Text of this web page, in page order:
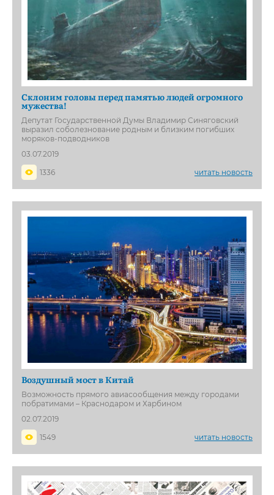
Склоним головы перед памятью людей огромного
мужества!
Депутат Государственной Думы Владимир Синяговский
выразил соболезнование родным и близким погибших
моряков-подводников
03.07.2019
1336
читать новость
Воздушный мост в Китай
Возможность прямого авиасообщения между городами
побратимами – Краснодаром и Харбином
02.07.2019
1549
читать новость